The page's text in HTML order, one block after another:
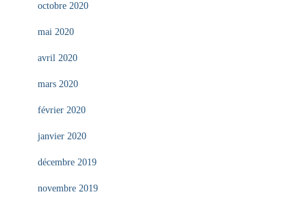
octobre 2020
mai 2020
avril 2020
mars 2020
février 2020
janvier 2020
décembre 2019
novembre 2019